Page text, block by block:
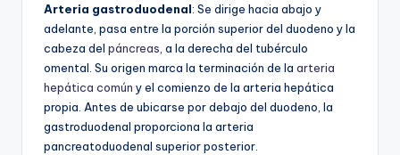
Arteria gastroduodenal: Se dirige hacia abajo y
adelante, pasa entre la porción superior del duodeno y la
cabeza del páncreas , a la derecha del tubérculo
omental. Su origen marca la terminación de la arteria
hepática común y el comienzo de la arteria hepática
propia. Antes de ubicarse por debajo del duodeno, la
gastroduodenal proporciona la arteria
pancreatoduodenal superior posterior.